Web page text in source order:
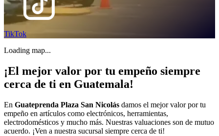
TikTok
Loading map...
¡El mejor valor por tu empeño siempre
cerca de ti en Guatemala!
En Guateprenda Plaza San Nicolás damos el mejor valor por tu
empeño en artículos como electrónicos, herramientas,
electrodomésticos y mucho más. Nuestras valuaciones son de mutuo
acuerdo. ¡Ven a nuestra sucursal siempre cerca de ti!